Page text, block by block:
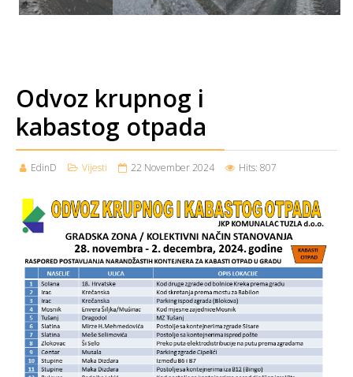
Odvoz krupnog i
kabastog otpada
EdinD Vijesti 22 November 2024 Hits: 807